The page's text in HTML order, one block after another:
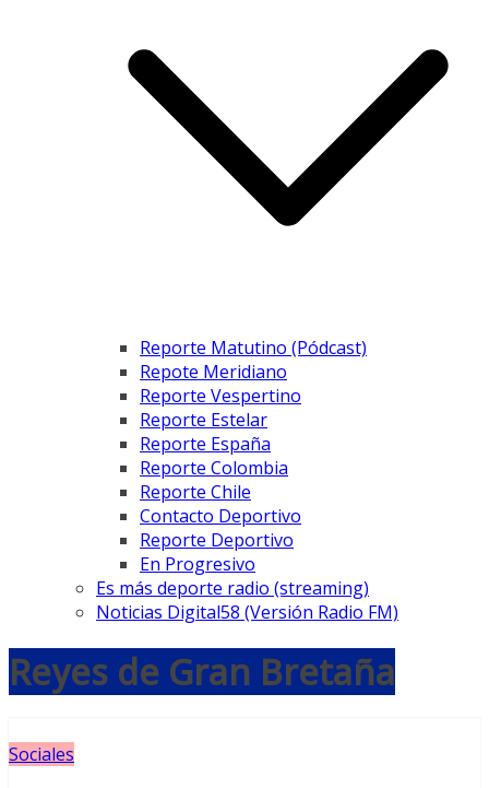
Reporte Matutino (Pódcast)
Repote Meridiano
Reporte Vespertino
Reporte Estelar
Reporte España
Reporte Colombia
Reporte Chile
Contacto Deportivo
Reporte Deportivo
En Progresivo
Es más deporte radio (streaming)
Noticias Digital58 (Versión Radio FM)
Reyes de Gran Bretaña
Sociales